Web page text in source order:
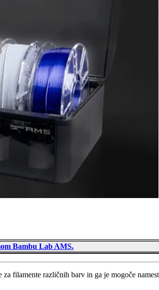
Bambu Lab AMS.
filamente različnih barv in ga je mogoče